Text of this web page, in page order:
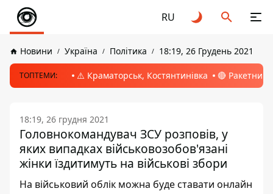
RU
Новини Україна Політика 18:19, 26 Грудень 2021
ТОПТЕМИ: ⚠️ Краматорськ, Костянтинівка 🔴 Ракетний
18:19, 26 грудня 2021
Головнокомандувач ЗСУ розповів, у
яких випадках військовозобов'язані
жінки їздитимуть на військові збори
На військовий облік можна буде ставати онлайн